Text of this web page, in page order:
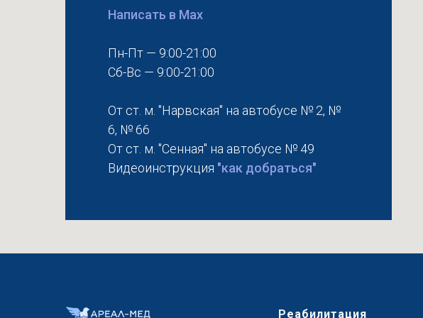
Написать в Max
Пн-Пт — 9:00-21:00
Сб-Вс — 9:00-21:00
От ст. м. "Нарвская" на автобусе № 2, №
6, № 66
От ст. м. "Сенная" на автобусе № 49
Видеоинструкция "как добраться"
Реабилитация